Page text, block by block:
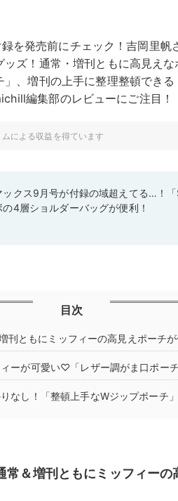
録を発売前にチェック！吉岡里
ズ！通常・増刊ともに高見えな
、増刊の上手に整理整頓できる
編集部のレビューにご注目！
による収益を得ています
ックス9月号が付録の域超えてる…！「
の4層ショルダーバッグが便利！
目次
刊ともにミッフィーの高見えポーチ
ーが可愛い♡「レザー調がま口ポーチ
なし！「整頓上手なWジップポーチ」
常＆増刊ともにミッフィー